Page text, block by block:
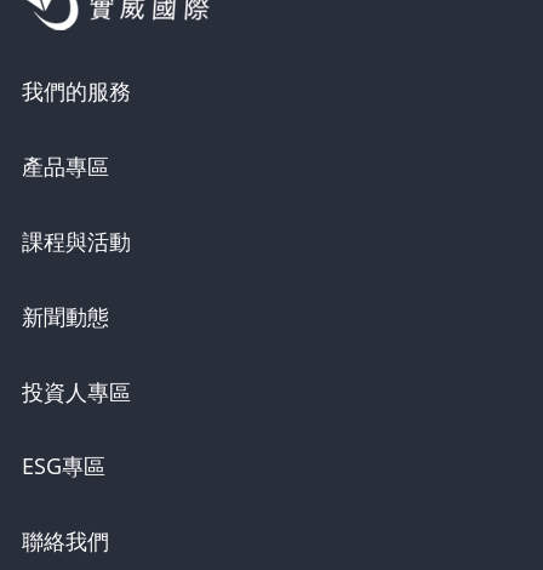
我們的服務
產品專區
課程與活動
新聞動態
投資人專區
ESG專區
聯絡我們